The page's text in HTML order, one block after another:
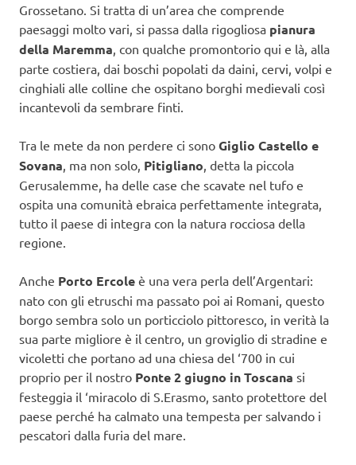
Grossetano. Si tratta di un’area che comprende
paesaggi molto vari, si passa dalla rigogliosa pianura
della Maremma, con qualche promontorio qui e là, alla
parte costiera, dai boschi popolati da daini, cervi, volpi e
cinghiali alle colline che ospitano borghi medievali così
incantevoli da sembrare finti.
Tra le mete da non perdere ci sono Giglio Castello e
Sovana, ma non solo, Pitigliano, detta la piccola
Gerusalemme, ha delle case che scavate nel tufo e
ospita una comunità ebraica perfettamente integrata,
tutto il paese di integra con la natura rocciosa della
regione.
Anche Porto Ercole è una vera perla dell’Argentari:
nato con gli etruschi ma passato poi ai Romani, questo
borgo sembra solo un porticciolo pittoresco, in verità la
sua parte migliore è il centro, un groviglio di stradine e
vicoletti che portano ad una chiesa del ‘700 in cui
proprio per il nostro Ponte 2 giugno in Toscana si
festeggia il ‘miracolo di S.Erasmo, santo protettore del
paese perché ha calmato una tempesta per salvando i
pescatori dalla furia del mare.